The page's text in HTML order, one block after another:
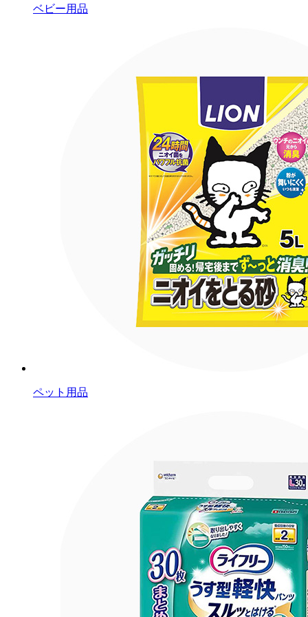
ベビー用品
ペット用品